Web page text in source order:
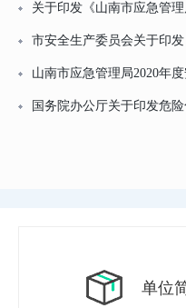
关于印发《山南市应急管
市安全生产委员会关于印
山南市应急管理局2020年
国务院办公厅关于印发危
单位